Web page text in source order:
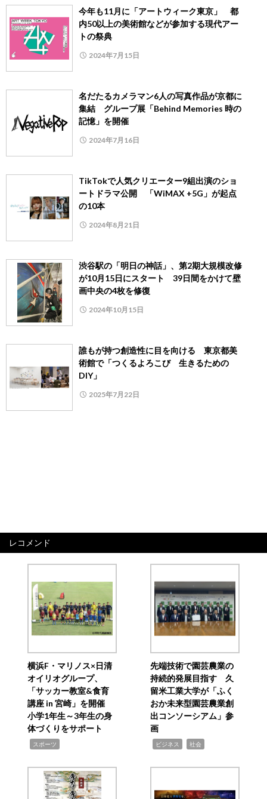
今年も11月に「アートウィーク東京」 都
内50以上の美術館などが参加する現代アー
トの祭典
2024年7月15日
名だたるカメラマン6人の写真作品が京都に
集結 グループ展「Behind Memories 時の
記憶」を開催
2024年7月16日
TikTokで人気クリエーター9組出演のショ
ートドラマ公開 「WiMAX +5G」が起点
の10本
2024年8月21日
渋谷駅の「明日の神話」、第2期大規模改修
が10月15日にスタート 39日間をかけて壁
画中央の4枚を修復
2024年10月15日
誰もが持つ創造性に目を向ける 東京都美
術館で「つくるよろこび 生きるための
DIY」
2025年7月22日
レコメンド
横浜F・マリノス×日清
オイリオグループ、
「サッカー教室&食育
講座 in 宮崎」を開催
小学1年生～3年生の身
体づくりをサポート
スポーツ
先端技術で園芸農業の
持続的発展目指す 久
留米工業大学が「ふく
おか未来型園芸農業創
出コンソーシアム」参
画
ビジネス 社会